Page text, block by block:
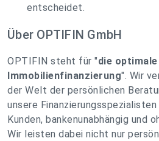
entscheidet.
Über OPTIFIN GmbH
OPTIFIN steht für "die optimale
Immobilienfinanzierung". Wir
der Welt der persönlichen
unsere
Kunden, bankenunabhängig und
Wir leisten dabei nicht nur